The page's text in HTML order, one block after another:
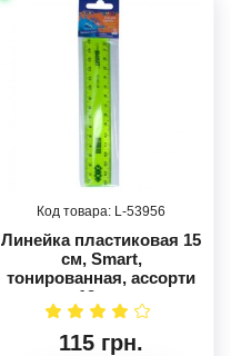
53956
Линейка пластиковая 15
см, Smart,
тонированная, ассорти
12 шт.
115 грн.